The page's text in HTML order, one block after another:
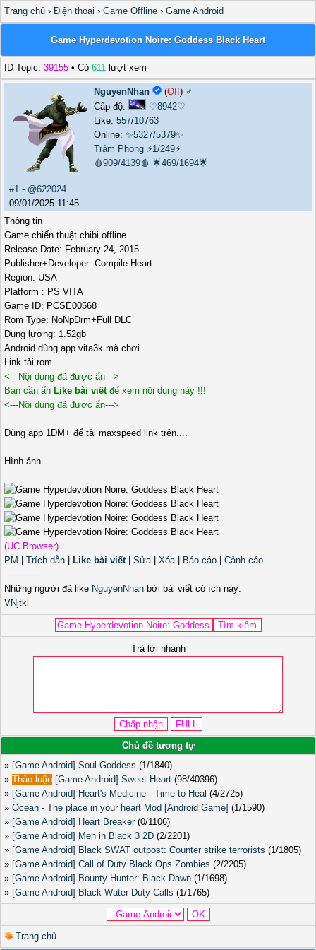
Trang chủ › Điện thoại › Game Offline › Game Android
Game Hyperdevotion Noire: Goddess Black Heart
ID Topic: 39155 • Có 611 lượt xem
NguyenNhan (Off) ♂️
Cấp độ:
♡8942♡
Like:557/10763
Online:✨5327/5379✨
Trảm Phong ⚡1/249⚡
🩸909/4139🩸 🌟469/1694🌟
#1 - @622024
09/01/2025 11:45
Thông tin
Game chiến thuật chibi offline
Release Date: February 24, 2015
Publisher+Developer: Compile Heart
Region: USA
Platform : PS VITA
Game ID: PCSE00568
Rom Type: NoNpDrm+Full DLC
Dung lượng: 1.52gb
Android dùng app vita3k mà chơi ....
Link tải rom
<---Nội dung đã được ẩn--->
Bạn cần ấn Like bài viếtđể xem nội dung này !!!
<---Nội dung đã được ẩn--->
Dùng app 1DM+ để tải maxspeed link trên....
Hình ảnh
(UC Browser)
PM
Trích dẫn Like bài viết| Sửa| Xóa| Báo cáo
Cảnh cáo
------------
Những người đã like NguyenNhan bởi bài viết có ích này:
VNjtkl
Trả lời nhanh
Chủ đề tương tự
» [Game Android] Soul Goddess (1/1840)
» Thảo luận [Game Android] Sweet Heart (98/40396)
» [Game Android] Heart's Medicine - Time to Heal (4/2725)
» Ocean - The place in your heart Mod [Android Game] (1/1590)
» [Game Android] Heart Breaker(0/1106)
» [Game Android] Men in Black 3 2D (2/2201)
» [Game Android] Black SWAT outpost: Counter strike terrorists (1/1805)
» [Game Android] Call of Duty Black Ops Zombies (2/2205)
» [Game Android] Bounty Hunter: Black Dawn (1/1698)
» [Game Android] Black Water Duty Calls (1/1765)
Trang chủ